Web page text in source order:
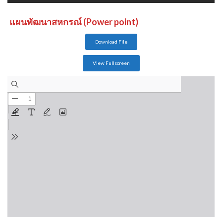
แผนพัฒนาสหกรณ์ (Power point)
Download File
View Fullscreen